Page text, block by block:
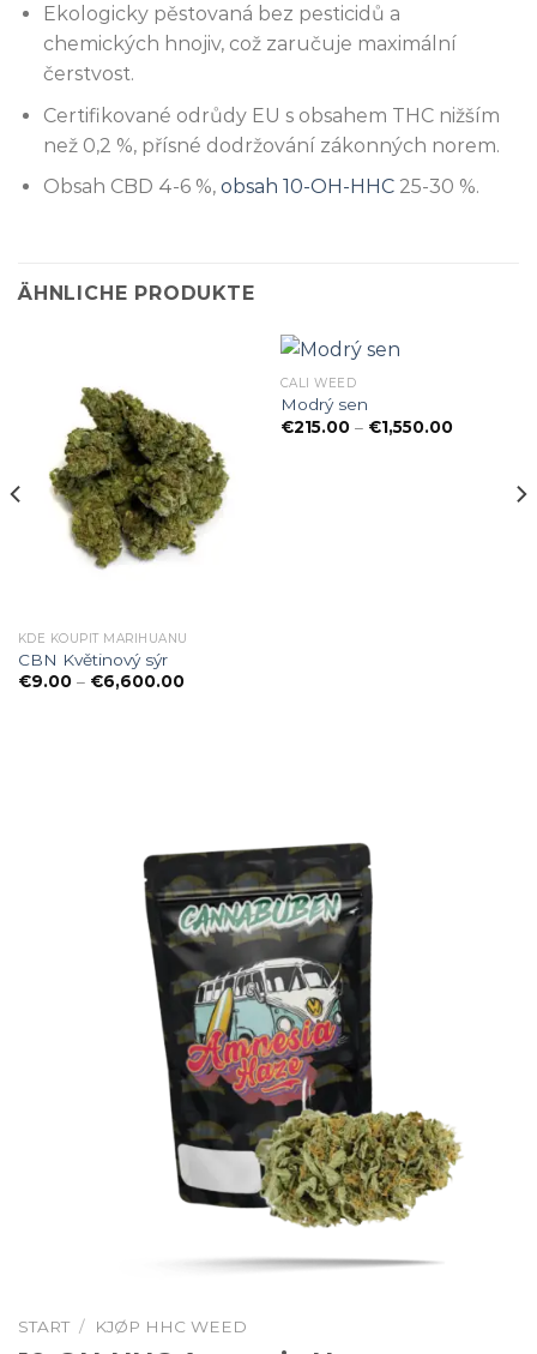
Ekologicky pěstovaná bez pesticidů a
chemických hnojiv, což zaručuje maximální
čerstvost.
Certifikované odrůdy EU s obsahem THC nižším
než 0,2 %, přísné dodržování zákonných norem.
Obsah CBD 4-6 %, obsah 10-OH-HHC25-30 %.
ÄHNLICHE PRODUKTE
KDE KOUPIT MARIHUANU
CBN Květinový sýr
€9.00 – €6,600.00Preisspanne:
CALI WEED
Modrý sen
€215.00 – €1,550.00
START / KJØP HHC WEED